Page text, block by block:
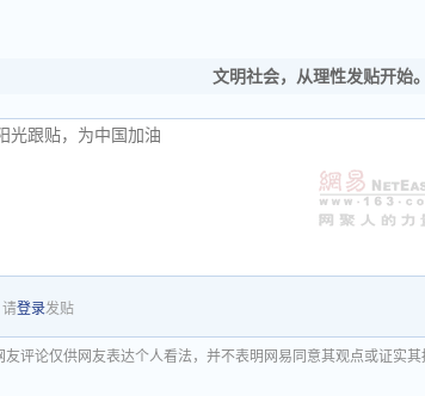
文明社会，从理性发贴开始
请登录发贴
友评论仅供网友表达个人看法，并不表明网易同意其观点或证实其